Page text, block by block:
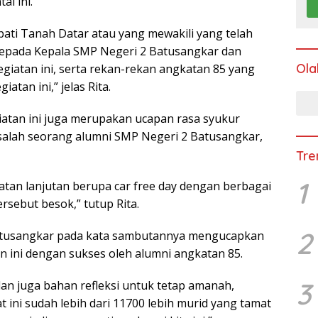
Tanah Datar atau yang mewakili yang telah
Kepala SMP Negeri 2 Batusangkar dan
ini, serta rekan-rekan angkatan 85 yang
ini,” jelas Rita.
ini juga merupakan ucapan rasa syukur
seorang alumni SMP Negeri 2 Batusangkar,
lanjutan berupa car free day dengan berbagai
besok,” tutup Rita.
pada kata sambutannya mengucapkan
ini dengan sukses oleh alumni angkatan 85.
juga bahan refleksi untuk tetap amanah,
ini sudah lebih dari 11700 lebih murid yang tamat
1
2
3